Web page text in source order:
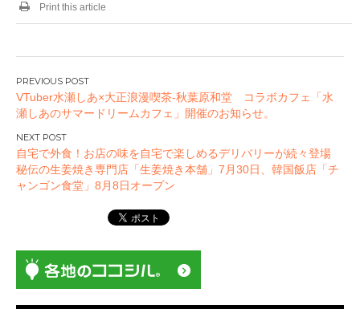
Print this article
投
稿
ナ
ビ
ゲ
ー
ン
VTuber水瀬しあ×大正浪漫喫茶-秋葉原和堂 コラボカフェ「水
瀬しあのサマードリームカフェ」開催のお知らせ。
自宅で外食！お店の味を自宅で楽しめるデリバリーが続々登場
秘伝の生姜焼き専門店「生姜焼き本舗」7月30日、韓国飯店「チ
ャンゴン食堂」8月8日オープン